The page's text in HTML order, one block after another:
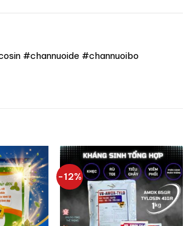
#channuoide #channuoibo
-12%